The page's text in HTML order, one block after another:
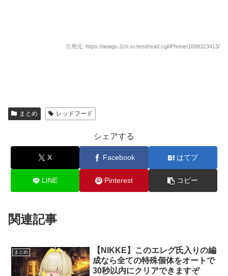
引用元: https://anago.2ch.sc/test/read.cgi/iPhone/1699323413/
まとめ レッドフード
シェアする
X Facebook はてブ
LINE Pinterest コピー
関連記事
まとめ
【NIKKE】このエレグ氏入りの編
成なら全ての特殊個体をオートで
30秒以内にクリアできますぞ